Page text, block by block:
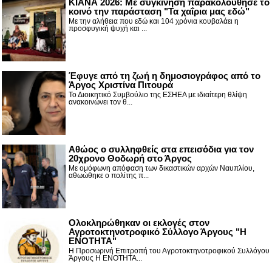
ΚΙΑΝΑ 2026: Με συγκίνηση παρακολούθησε το
κοινό την παράσταση "Τα χαΐρια μας εδώ"
Με την αλήθεια που εδώ και 104 χρόνια κουβαλάει η
προσφυγική ψυχή και ...
Έφυγε από τη ζωή η δημοσιογράφος από το
Άργος Χριστίνα Πιτουρά
Το Διοικητικό Συμβούλιο της ΕΣΗΕΑ με ιδιαίτερη θλίψη
ανακοινώνει τον θ...
Αθώος ο συλληφθείς στα επεισόδια για τον
20χρονο Θοδωρή στο Άργος
Με ομόφωνη απόφαση των δικαστικών αρχών Ναυπλίου,
αθωώθηκε ο πολίτης π...
Ολοκληρώθηκαν οι εκλογές στον
Αγροτοκτηνοτροφικό Σύλλογο Άργους "Η
ΕΝΟΤΗΤΑ"
Η Προσωρινή Επιτροπή του Αγροτοκτηνοτροφικού Συλλόγου
Άργους Η ΕΝΟΤΗΤΑ...